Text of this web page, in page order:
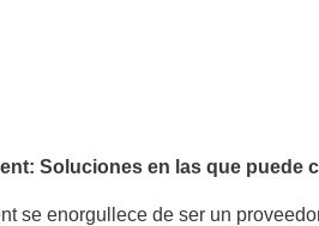
Soluciones en las que puede
se enorgullece de ser un